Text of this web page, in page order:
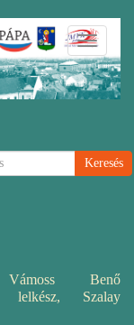
Benő
lelkész, Szalay